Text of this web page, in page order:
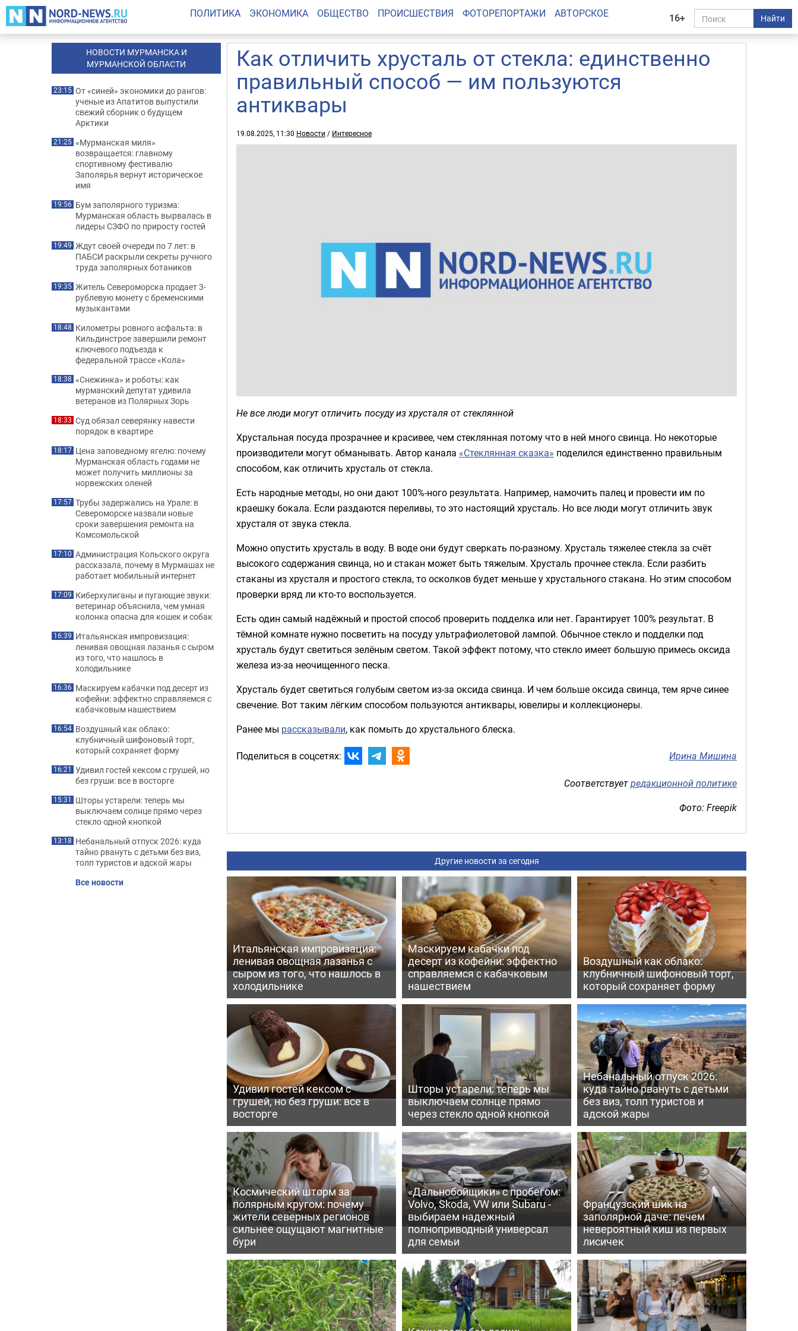
16+ Найти
ПОЛИТИКА ЭКОНОМИКА ОБЩЕСТВО ПРОИСШЕСТВИЯ ФОТОРЕПОРТАЖИ АВТОРСКОЕ
Как отличить хрусталь от стекла: единственно
правильный способ — им пользуются
антиквары
19.08.2025, 11:30 Новости / Интересное
Не все люди могут отличить посуду из хрусталя от стеклянной
Хрустальная посуда прозрачнее и красивее, чем стеклянная потому что в ней много свинца. Но некоторые
производители могут обманывать. Автор канала «Стеклянная сказка» поделился единственно правильным
способом, как отличить хрусталь от стекла.
Есть народные методы, но они дают 100%-ного результата. Например, намочить палец и провести им по
краешку бокала. Если раздаются переливы, то это настоящий хрусталь. Но все люди могут отличить звук
хрусталя от звука стекла.
Можно опустить хрусталь в воду. В воде они будут сверкать по-разному. Хрусталь тяжелее стекла за счёт
высокого содержания свинца, но и стакан может быть тяжелым. Хрусталь прочнее стекла. Если разбить
стаканы из хрусталя и простого стекла, то осколков будет меньше у хрустального стакана. Но этим способом
проверки вряд ли кто-то воспользуется.
Есть один самый надёжный и простой способ проверить подделка или нет. Гарантирует 100% результат. В
тёмной комнате нужно посветить на посуду ультрафиолетовой лампой. Обычное стекло и подделки под
хрусталь будут светиться зелёным светом. Такой эффект потому, что стекло имеет большую примесь оксида
железа из-за неочищенного песка.
Хрусталь будет светиться голубым светом из-за оксида свинца. И чем больше оксида свинца, тем ярче синее
свечение. Вот таким лёгким способом пользуются антиквары, ювелиры и коллекционеры.
Ранее мы рассказывали, как помыть до хрустального блеска.
Поделиться в соцсетях: Ирина Мишина
Соответствуетредакционной политике
Фото: Freepik
Другие новости за сегодня
Итальянская импровизация:
ленивая овощная лазанья с
сыром из того, что нашлось в
холодильнике
Маскируем кабачки под
десерт из кофейни: эффектно
справляемся с кабачковым
нашествием
Воздушный как облако:
клубничный шифоновый торт,
который сохраняет форму
Удивил гостей кексом с
грушей, но без груши: все в
восторге
Шторы устарели: теперь мы
выключаем солнце прямо
через стекло одной кнопкой
Небанальный отпуск 2026:
куда тайно рвануть с детьми
без виз, толп туристов и
адской жары
Космический шторм за
полярным кругом: почему
жители северных регионов
сильнее ощущают магнитные
бури
«Дальнобойщики» с пробегом:
Volvo, Skoda, VW или Subaru -
выбираем надежный
полноприводный универсал
для семьи
Французский шик на
заполярной даче: печем
невероятный киш из первых
лисичек
НОВОСТИ МУРМАНСКА И
МУРМАНСКОЙ ОБЛАСТИ
23:15 От «синей» экономики до рангов:
ученые из Апатитов выпустили
свежий сборник о будущем
Арктики
21:25 «Мурманская миля»
возвращается: главному
спортивному фестивалю
Заполярья вернут историческое
имя
19:56 Бум заполярного туризма:
Мурманская область вырвалась в
лидеры СЗФО по приросту гостей
19:49 Ждут своей очереди по 7 лет: в
ПАБСИ раскрыли секреты ручного
труда заполярных ботаников
19:35 Житель Североморска продает 3-
рублевую монету с бременскими
музыкантами
18:48 Километры ровного асфальта: в
Кильдинстрое завершили ремонт
ключевого подъезда к
федеральной трассе «Кола»
18:38 «Снежинка» и роботы: как
мурманский депутат удивила
ветеранов из Полярных Зорь
18:33 Суд обязал северянку навести
порядок в квартире
18:17 Цена заповедному ягелю: почему
Мурманская область годами не
может получить миллионы за
норвежских оленей
17:57 Трубы задержались на Урале: в
Североморске назвали новые
сроки завершения ремонта на
Комсомольской
17:10 Администрация Кольского округа
рассказала, почему в Мурмашах не
работает мобильный интернет
17:09 Киберхулиганы и пугающие звуки:
ветеринар объяснила, чем умная
колонка опасна для кошек и собак
16:39 Итальянская импровизация:
ленивая овощная лазанья с сыром
из того, что нашлось в
холодильнике
16:36 Маскируем кабачки под десерт из
кофейни: эффектно справляемся с
кабачковым нашествием
16:54 Воздушный как облако:
клубничный шифоновый торт,
который сохраняет форму
16:21 Удивил гостей кексом с грушей, но
без груши: все в восторге
15:31 Шторы устарели: теперь мы
выключаем солнце прямо через
стекло одной кнопкой
13:18 Небанальный отпуск 2026: куда
тайно рвануть с детьми без виз,
толп туристов и адской жары
Все новости